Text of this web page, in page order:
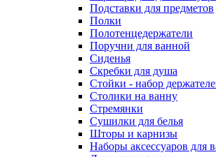
Подставки для предметов
Полки
Полотенцедержатели
Поручни для ванной
Сиденья
Скребки для душа
Стойки - набор
Столики на ванну
Стремянки
Сушилки для белья
Шторы и карнизы
Наборы аксессуаров для